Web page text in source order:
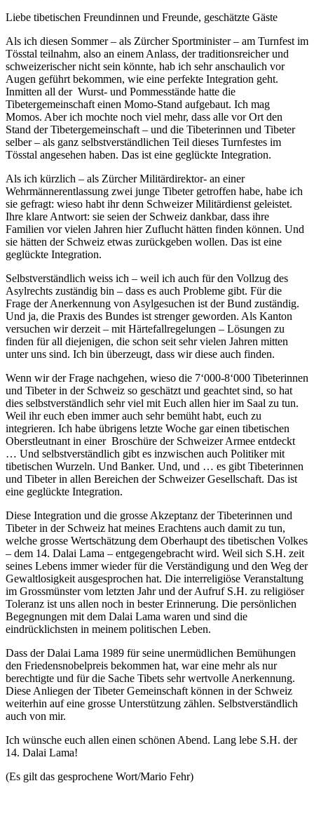
Liebe tibetischen Freundinnen und Freunde, geschätzte Gäste
Als ich diesen Sommer – als Zürcher Sportminister – am Turnfest im
Tösstal teilnahm, also an einem Anlass, der traditionsreicher und
schweizerischer nicht sein könnte, hab ich sehr anschaulich vor
Augen geführt bekommen, wie eine perfekte Integration geht.
Inmitten all der Wurst- und Pommesstände hatte die
Tibetergemeinschaft einen Momo-Stand aufgebaut. Ich mag
Momos. Aber ich mochte noch viel mehr, dass alle vor Ort den
Stand der Tibetergemeinschaft – und die Tibeterinnen und Tibeter
selber – als ganz selbstverständlichen Teil dieses Turnfestes im
Tösstal angesehen haben. Das ist eine geglückte Integration.
Als ich kürzlich – als Zürcher Militärdirektor- an einer
Wehrmännerentlassung zwei junge Tibeter getroffen habe, habe ich
sie gefragt: wieso habt ihr denn Schweizer Militärdienst geleistet.
Ihre klare Antwort: sie seien der Schweiz dankbar, dass ihre
Familien vor vielen Jahren hier Zuflucht hätten finden können. Und
sie hätten der Schweiz etwas zurückgeben wollen. Das ist eine
geglückte Integration.
Selbstverständlich weiss ich – weil ich auch für den Vollzug des
Asylrechts zuständig bin – dass es auch Probleme gibt. Für die
Frage der Anerkennung von Asylgesuchen ist der Bund zuständig.
Und ja, die Praxis des Bundes ist strenger geworden. Als Kanton
versuchen wir derzeit – mit Härtefallregelungen – Lösungen zu
finden für all diejenigen, die schon seit sehr vielen Jahren mitten
unter uns sind. Ich bin überzeugt, dass wir diese auch finden.
Wenn wir der Frage nachgehen, wieso die 7‘000-8‘000 Tibeterinnen
und Tibeter in der Schweiz so geschätzt und geachtet sind, so hat
dies selbstverständlich sehr viel mit Euch allen hier im Saal zu tun.
Weil ihr euch eben immer auch sehr bemüht habt, euch zu
integrieren. Ich habe übrigens letzte Woche gar einen tibetischen
Oberstleutnant in einer Broschüre der Schweizer Armee entdeckt
… Und selbstverständlich gibt es inzwischen auch Politiker mit
tibetischen Wurzeln. Und Banker. Und, und … es gibt Tibeterinnen
und Tibeter in allen Bereichen der Schweizer Gesellschaft. Das ist
eine geglückte Integration.
Diese Integration und die grosse Akzeptanz der Tibeterinnen und
Tibeter in der Schweiz hat meines Erachtens auch damit zu tun,
welche grosse Wertschätzung dem Oberhaupt des tibetischen Volkes
– dem 14. Dalai Lama – entgegengebracht wird. Weil sich S.H. zeit
seines Lebens immer wieder für die Verständigung und den Weg der
Gewaltlosigkeit ausgesprochen hat. Die interreligiöse Veranstaltung
im Grossmünster vom letzten Jahr und der Aufruf S.H. zu religiöser
Toleranz ist uns allen noch in bester Erinnerung. Die persönlichen
Begegnungen mit dem Dalai Lama waren und sind die
eindrücklichsten in meinem politischen Leben.
Dass der Dalai Lama 1989 für seine unermüdlichen Bemühungen
den Friedensnobelpreis bekommen hat, war eine mehr als nur
berechtigte und für die Sache Tibets sehr wertvolle Anerkennung.
Diese Anliegen der Tibeter Gemeinschaft können in der Schweiz
weiterhin auf eine grosse Unterstützung zählen. Selbstverständlich
auch von mir.
Ich wünsche euch allen einen schönen Abend. Lang lebe S.H. der
14. Dalai Lama!
(Es gilt das gesprochene Wort/Mario Fehr)